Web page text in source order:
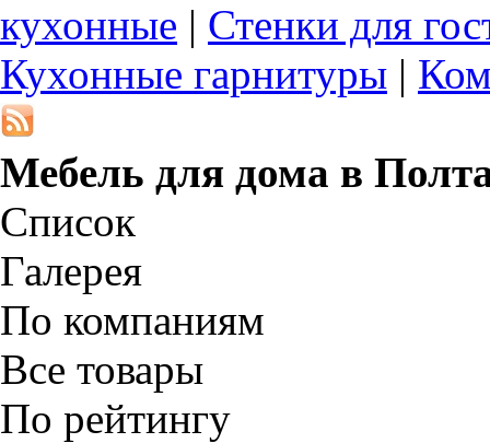
кухонные | Стенки для
Кухонные гарнитуры |
Мебель для дома в
Список
Галерея
По компаниям
Все товары
По рейтингу